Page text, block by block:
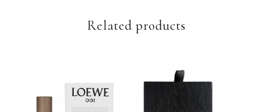
Related products